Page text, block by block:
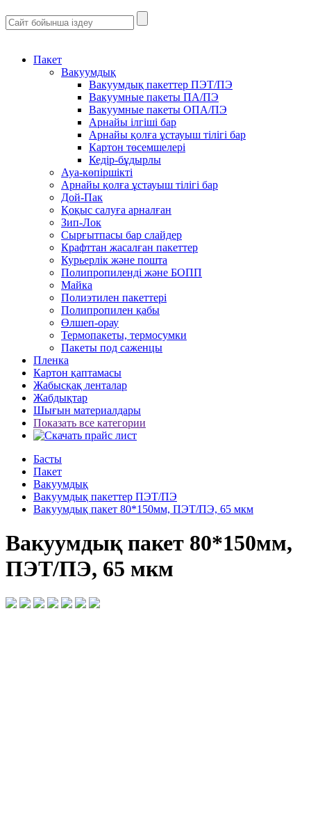
Пакет
Вакуумдық
Вакуумдық пакеттер ПЭТ/ПЭ
Вакуумные пакеты ПА/ПЭ
Вакуумные пакеты ОПА/ПЭ
Арнайы ілгіші бар
Арнайы қолға ұстауыш тілігі бар
Картон төсемшелері
Кедір-бұдырлы
Ауа-көпіршікті
Арнайы қолға ұстауыш тілігі бар
Дой-Пак
Қоқыс салуға арналған
Зип-Лок
Сырғытпасы бар слайдер
Крафттан жасалған пакеттер
Курьерлік және пошта
Полипропиленді және БОПП
Майка
Полиэтилен пакеттері
Полипропилен қабы
Өлшеп-орау
Термопакеты, термосумки
Пакеты под саженцы
Пленка
Картон қаптамасы
Жабысқақ ленталар
Жабдықтар
Шығын материалдары
Показать все категории
Басты
Пакет
Вакуумдық
Вакуумдық пакеттер ПЭТ/ПЭ
Вакуумдық пакет 80*150мм, ПЭТ/ПЭ, 65 мкм
Вакуумдық пакет 80*150мм,
ПЭТ/ПЭ, 65 мкм